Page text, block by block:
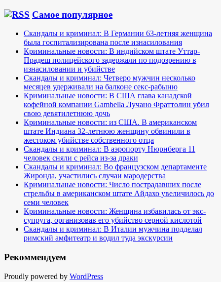
Самое популярное
Скандалы и криминал: В Германии 63-летняя женщина
была госпитализирована после изнасилования
Криминальные новости: В индийском штате Уттар-
Прадеш полицейского задержали по подозрению в
изнасиловании и убийстве
Скандалы и криминал: Четверо мужчин несколько
месяцев удерживали на балконе секс-рабыню
Криминальные новости: В США глава канадской
кофейной компании Gambella Лучано Фраттолин убил
свою девятилетнюю дочь
Криминальные новости: из США. В американском
штате Индиана 32-летнюю женщину обвинили в
жестоком убийстве собственного отца
Скандалы и криминал: В аэропорту Нюрнберга 11
человек сняли с рейса из-за драки
Скандалы и криминал: Во французском департаменте
Жиронда, участились случаи мародерства
Криминальные новости: Число пострадавших после
стрельбы в американском штате Айдахо увеличилось до
семи человек
Криминальные новости: Женщина избавилась от экс-
супруга, организовав его убийство серной кислотой
Скандалы и криминал: В Италии мужчина подделал
римский амфитеатр и водил туда экскурсии
Рекоммендуем
Proudly powered by WordPress